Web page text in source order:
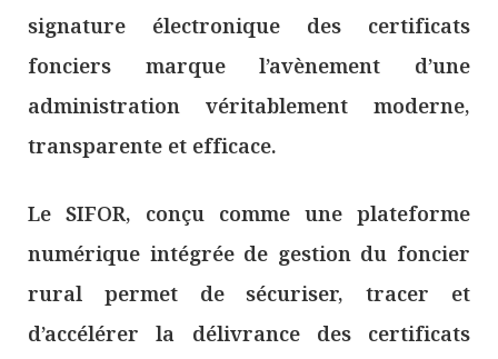
signature électronique des certificats
fonciers marque l’avènement d’une
administration véritablement moderne,
transparente et efficace.
Le SIFOR, conçu comme une plateforme
numérique intégrée de gestion du foncier
rural permet de sécuriser, tracer et
d’accélérer la délivrance des certificats